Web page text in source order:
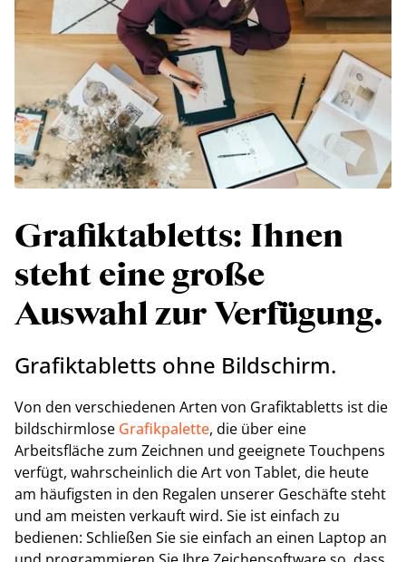
Grafiktabletts: Ihnen
steht eine große
Auswahl zur Verfügung.
Grafiktabletts ohne Bildschirm.
Von den verschiedenen Arten von Grafiktabletts ist die
bildschirmlose Grafikpalette, die über eine
Arbeitsfläche zum Zeichnen und geeignete Touchpens
verfügt, wahrscheinlich die Art von Tablet, die heute
am häufigsten in den Regalen unserer Geschäfte steht
und am meisten verkauft wird. Sie ist einfach zu
bedienen: Schließen Sie sie einfach an einen Laptop an